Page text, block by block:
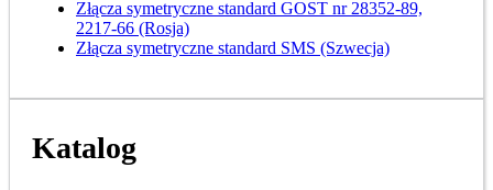
Złącza symetryczne standard GOST nr 28352-89,
2217-66 (Rosja)
Złącza symetryczne standard SMS (Szwecja)
Katalog